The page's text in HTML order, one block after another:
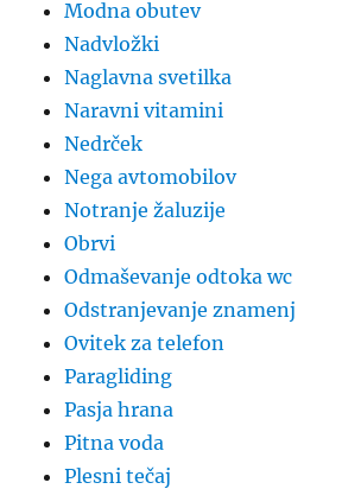
Modna obutev
Nadvložki
Naglavna svetilka
Naravni vitamini
Nedrček
Nega avtomobilov
Notranje žaluzije
Obrvi
Odmaševanje odtoka wc
Odstranjevanje znamenj
Ovitek za telefon
Paragliding
Pasja hrana
Pitna voda
Plesni tečaj